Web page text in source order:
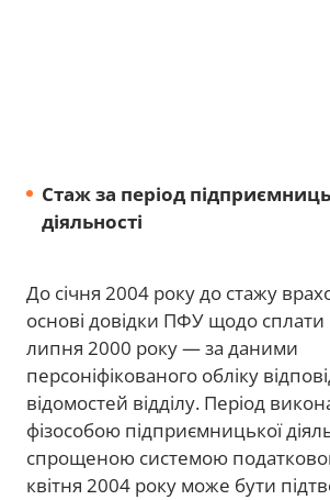
Стаж за період
діяльності
До січня 2004 року до стажу
основі довідки ПФУ щодо сплати
липня 2000 року — за даними
персоніфікованого обліку
відомостей відділу. Період
фізособою підприємницької
спрощеною системою
квітня 2004 року може бути